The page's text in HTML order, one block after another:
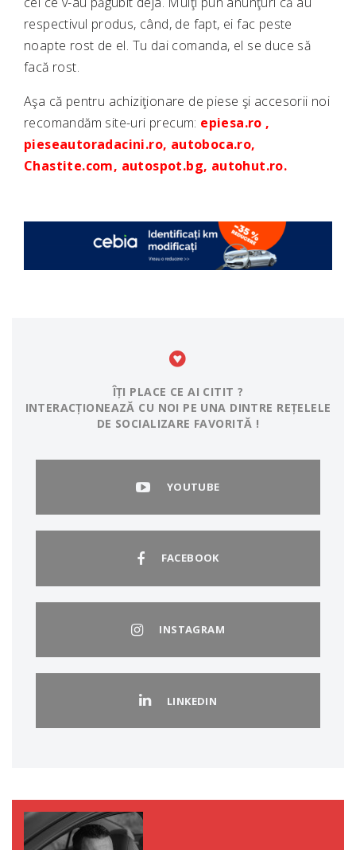
respectivul produs, când, de fapt, ei fac peste
noapte rost de el. Tu dai comanda, el se duce să
facă rost.
Aşa că pentru achiziţionare de piese şi accesorii noi
recomandăm site-uri precum: epiesa.ro ,
pieseautoradacini.ro, autoboca.ro,
Chastite.com, autospot.bg, autohut.ro.
ÎȚI PLACE CE AI CITIT ?
INTERACȚIONEAZĂ CU NOI PE UNA DINTRE REȚELELE
DE SOCIALIZARE FAVORITĂ !
YOUTUBE
FACEBOOK
INSTAGRAM
LINKEDIN